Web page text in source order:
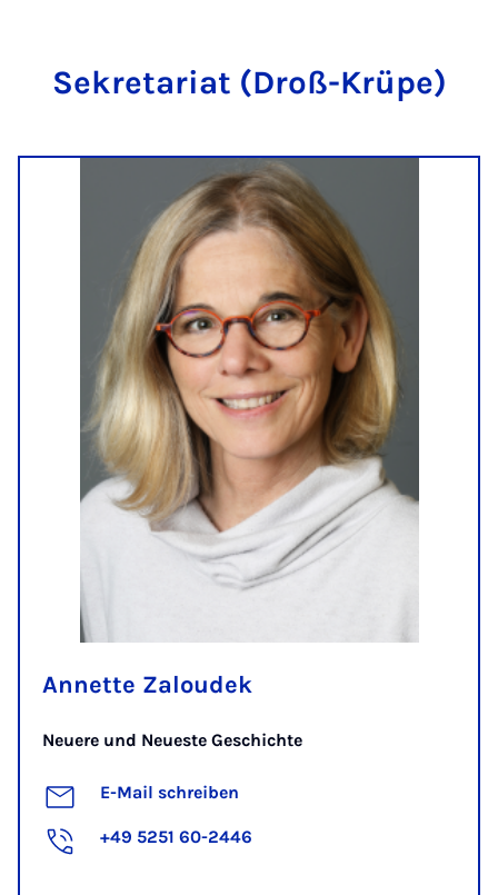
Se­kre­ta­ri­at (Droß-Krü­pe)
Annette Zaloudek
Neuere und Neueste Geschichte
E-Mail schreiben
+49 5251 60-2446